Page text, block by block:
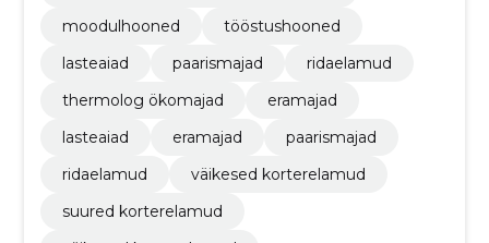
moodulhooned
tööstushooned
lasteaiad
paarismajad
ridaelamud
thermolog ökomajad
eramajad
lasteaiad
eramajad
paarismajad
ridaelamud
väikesed korterelamud
suured korterelamud